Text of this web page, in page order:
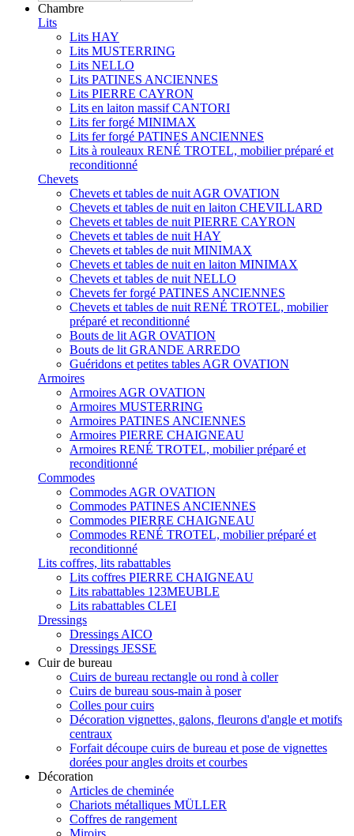
Chambre
Lits
Lits HAY
Lits MUSTERRING
Lits NELLO
Lits PATINES ANCIENNES
Lits PIERRE CAYRON
Lits en laiton massif CANTORI
Lits fer forgé MINIMAX
Lits fer forgé PATINES ANCIENNES
Lits à rouleaux RENÉ TROTEL, mobilier préparé et
reconditionné
Chevets
Chevets et tables de nuit AGR OVATION
Chevets et tables de nuit en laiton CHEVILLARD
Chevets et tables de nuit PIERRE CAYRON
Chevets et tables de nuit HAY
Chevets et tables de nuit MINIMAX
Chevets et tables de nuit en laiton MINIMAX
Chevets et tables de nuit NELLO
Chevets fer forgé PATINES ANCIENNES
Chevets et tables de nuit RENÉ TROTEL, mobilier
préparé et reconditionné
Bouts de lit AGR OVATION
Bouts de lit GRANDE ARREDO
Guéridons et petites tables AGR OVATION
Armoires
Armoires AGR OVATION
Armoires MUSTERRING
Armoires PATINES ANCIENNES
Armoires PIERRE CHAIGNEAU
Armoires RENÉ TROTEL, mobilier préparé et
reconditionné
Commodes
Commodes AGR OVATION
Commodes PATINES ANCIENNES
Commodes PIERRE CHAIGNEAU
Commodes RENÉ TROTEL, mobilier préparé et
reconditionné
Lits coffres, lits rabattables
Lits coffres PIERRE CHAIGNEAU
Lits rabattables 123MEUBLE
Lits rabattables CLEI
Dressings
Dressings AICO
Dressings JESSE
Cuir de bureau
Cuirs de bureau rectangle ou rond à coller
Cuirs de bureau sous-main à poser
Colles pour cuirs
Décoration vignettes, galons, fleurons d'angle et motifs
centraux
Forfait découpe cuirs de bureau et pose de vignettes
dorées pour angles droits et courbes
Décoration
Articles de cheminée
Chariots métalliques MÜLLER
Coffres de rangement
Miroirs